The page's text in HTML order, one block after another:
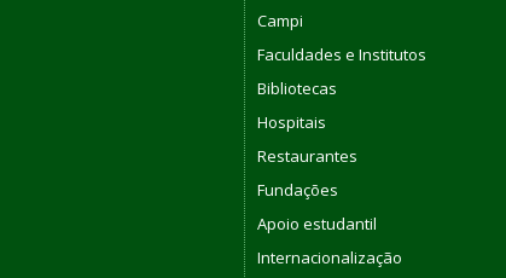
Campi
Faculdades e Institutos
Bibliotecas
Hospitais
Restaurantes
Fundações
Apoio estudantil
Internacionalização